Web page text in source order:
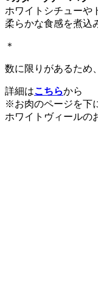
ホワイトシチューや
柔らかな食感を煮込
＊
数に限りがあるため
詳細はこちらから
※お肉のページを下
ホワイトヴィールの